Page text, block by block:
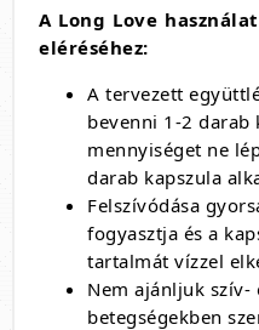
A Long Love
eléréséhez:
A tervezett
bevenni 1-2 darab
mennyiséget ne
darab kapszula
Felszívódása
fogyasztja és a
tartalmát vízzel
Nem ajánljuk szív-
betegségekben